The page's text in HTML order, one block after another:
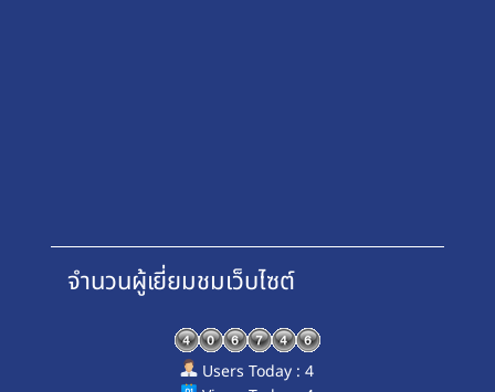
จำนวนผู้เยี่ยมชมเว็บไซต์
Users Today : 4